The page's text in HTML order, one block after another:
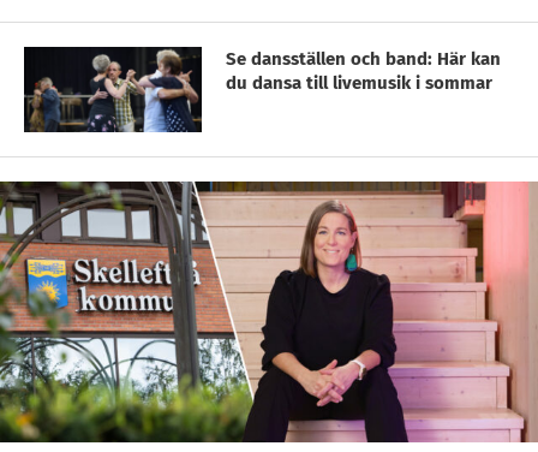
Se dansställen och band: Här kan
du dansa till livemusik i sommar